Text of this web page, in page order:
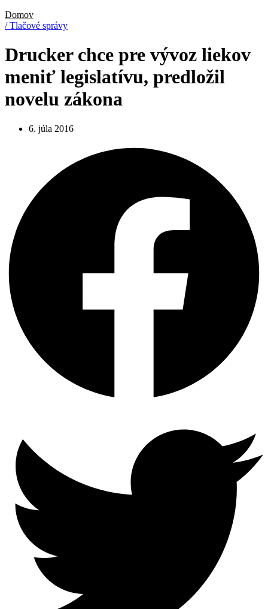
Domov
/ Tlačové správy
Drucker chce pre vývoz liekov
meniť legislatívu, predložil
novelu zákona
6. júla 2016